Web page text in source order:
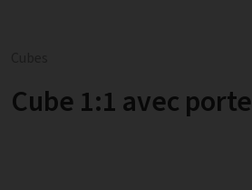
Cube 1:1 avec porte